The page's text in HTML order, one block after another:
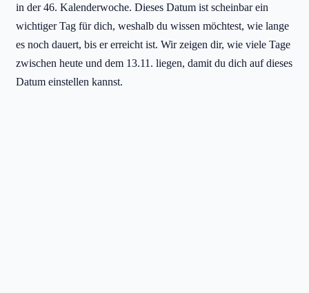
in der 46. Kalenderwoche. Dieses Datum ist scheinbar ein
wichtiger Tag für dich, weshalb du wissen möchtest, wie lange
es noch dauert, bis er erreicht ist. Wir zeigen dir, wie viele Tage
zwischen heute und dem 13.11. liegen, damit du dich auf dieses
Datum einstellen kannst.